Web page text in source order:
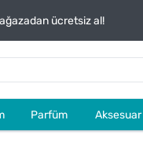
ücretsiz al!
Parfüm Aksesuar